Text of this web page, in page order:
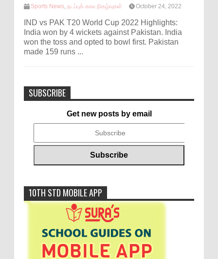
Sports News, நடப்புக் கால நிகழ்வுகள் October 24, 2022
IND vs PAK T20 World Cup 2022 Highlights:
India won by 4 wickets against Pakistan. India
won the toss and opted to bowl first. Pakistan
made 159 runs ...
SUBSCRIBE
Get new posts by email
10TH STD MOBILE APP